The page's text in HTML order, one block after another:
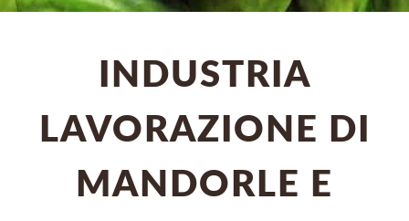
INDUSTRIA
LAVORAZIONE DI
MANDORLE E